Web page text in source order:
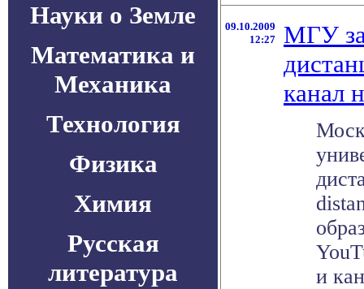
Науки о Земле
Математика и
Механика
Технология
Физика
Химия
Русская
литература
09.10.2009
12:27
МГУ
канал
и